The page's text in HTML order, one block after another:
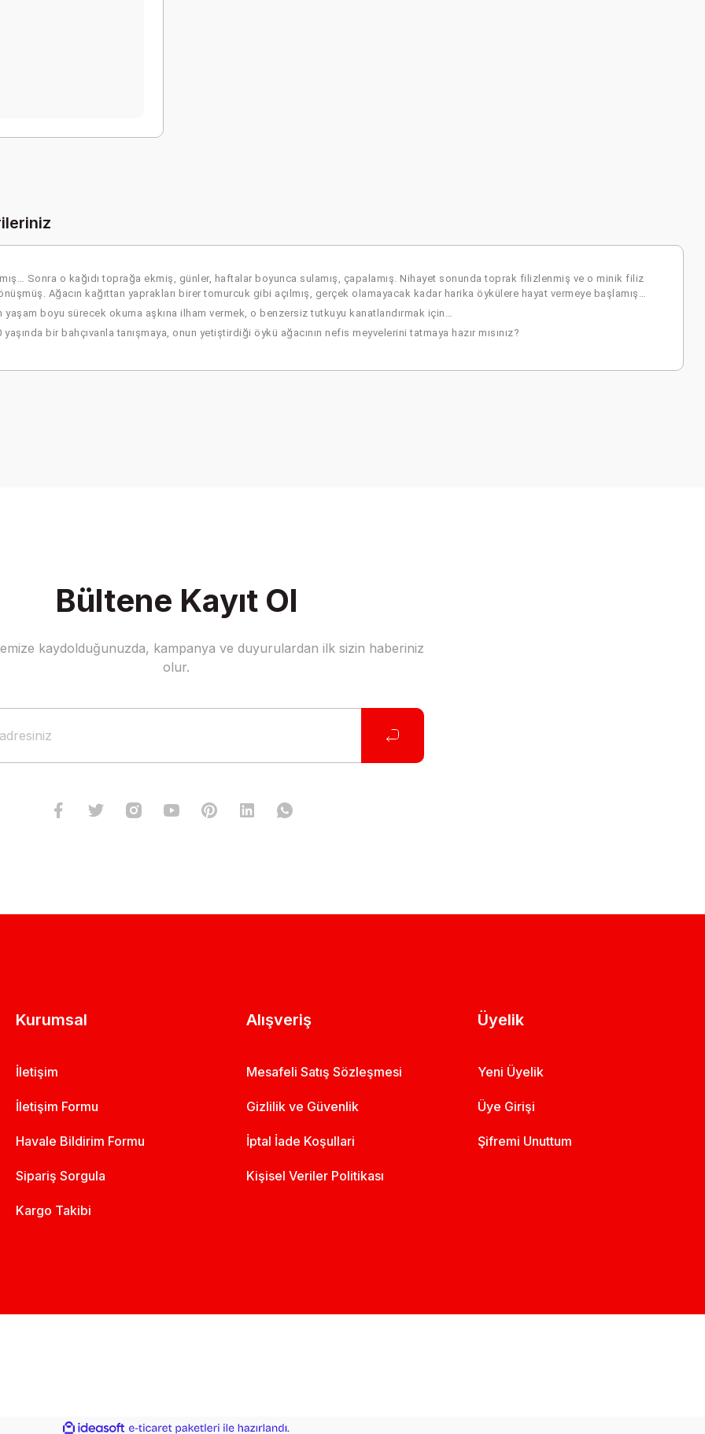
Sonra o kağıdı toprağa ekmiş, günler, haftalar boyunca sulamış, çapalamış. Nihayet sonunda toprak filizlenmiş ve o minik filiz
Ağacın kağıttan yaprakları birer tomurcuk gibi açılmış, gerçek olamayacak kadar harika öykülere hayat vermeye başlamış…
boyu sürecek okuma aşkına ilham vermek, o benzersiz tutkuyu kanatlandırmak için…
bir bahçıvanla tanışmaya, onun yetiştirdiği öykü ağacının nefis meyvelerini tatmaya hazır mısınız?
Gönder
Bültene Kayıt Ol
kaydolduğunuzda, kampanya ve duyurulardan ilk sizin haberiniz
olur.
Kurumsal
İletişim
İletişim Formu
Havale Bildirim Formu
Sipariş Sorgula
Kargo Takibi
Alışveriş
Mesafeli Satış Sözleşmesi
Gizlilik ve Güvenlik
İptal İade Koşullari
Kişisel Veriler Politikası
Üyelik
Yeni Üyelik
Üye Girişi
Şifremi Unuttum
ideasoft e-